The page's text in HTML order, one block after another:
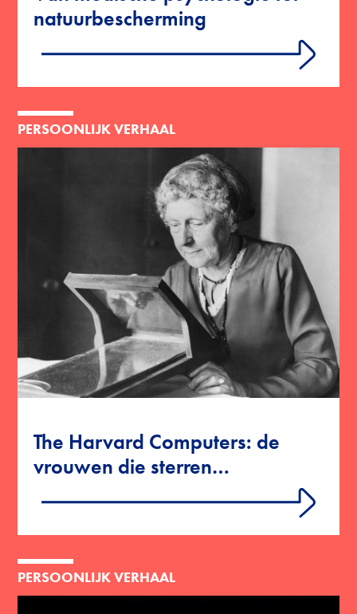
natuurbescherming
Lees meer, over: Van medische psychologie tot
PERSOONLIJK VERHAAL
The Harvard Computers: de
vrouwen die sterren…
Lees meer, over: The Harvard Computers: de
PERSOONLIJK VERHAAL